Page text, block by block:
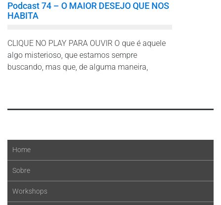
Podcast 74 – O MAIOR DESEJO QUE NOS
HABITA
CLIQUE NO PLAY PARA OUVIR O que é aquele
algo misterioso, que estamos sempre
buscando, mas que, de alguma maneira,
Home
Sobre
Workshops